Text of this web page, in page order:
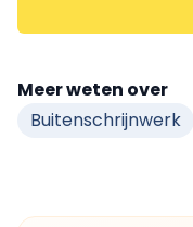
Meer weten over
Buitenschrijnwerk